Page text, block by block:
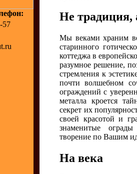
57
Не традиция,
Мы веками храним
старинного
коттеджа в
разумное решение,
стремления к
почти волшебном
ограждений с
металла кроется
секрет их
своей красотой и
знаменитые
творение по Вашим
На века